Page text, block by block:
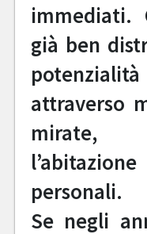
immediati.
già ben
attraverso
mirate,
personali.
Se negli